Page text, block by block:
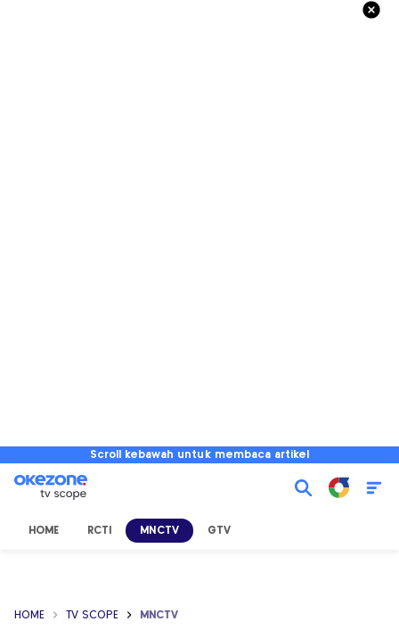
Scroll kebawah untuk membaca artikel
HOME RCTI MNCTV GTV
HOME TV SCOPE MNCTV